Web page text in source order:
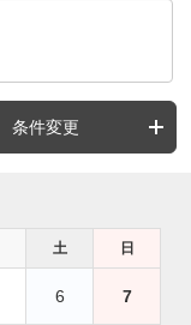
条件変更
土 日
6 7